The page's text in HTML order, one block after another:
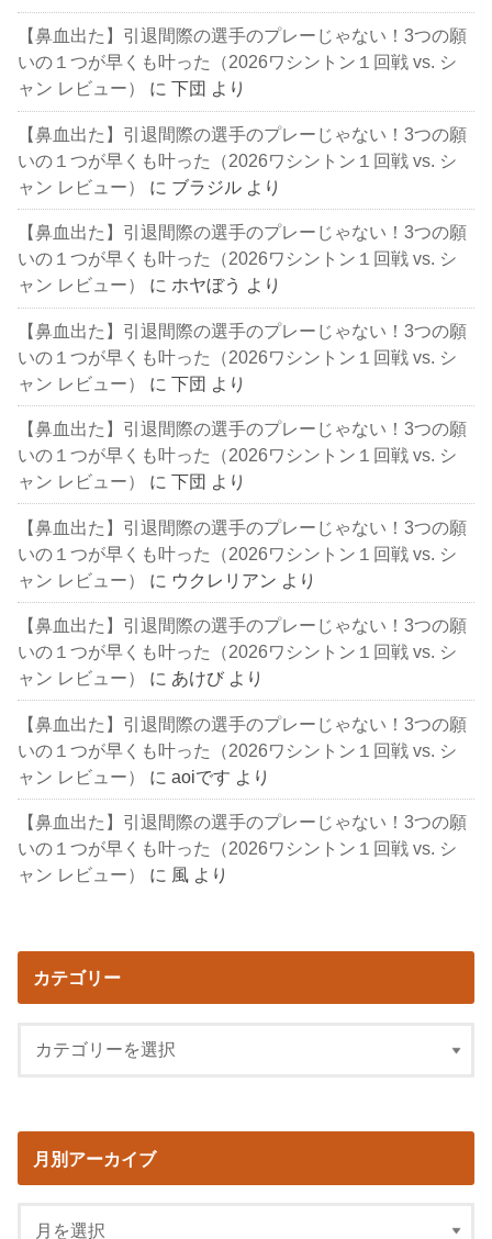
【鼻血出た】引退間際の選手のプレーじゃない！3つの願
いの１つが早くも叶った（2026ワシントン１回戦 vs. シ
ャン レビュー）
に下団 より
【鼻血出た】引退間際の選手のプレーじゃない！3つの願
いの１つが早くも叶った（2026ワシントン１回戦 vs. シ
ャン レビュー）
に ブラジル より
【鼻血出た】引退間際の選手のプレーじゃない！3つの願
いの１つが早くも叶った（2026ワシントン１回戦 vs. シ
ャン レビュー）
に ホヤぼう より
【鼻血出た】引退間際の選手のプレーじゃない！3つの願
いの１つが早くも叶った（2026ワシントン１回戦 vs. シ
ャン レビュー）
に下団 より
【鼻血出た】引退間際の選手のプレーじゃない！3つの願
いの１つが早くも叶った（2026ワシントン１回戦 vs. シ
ャン レビュー）
に下団 より
【鼻血出た】引退間際の選手のプレーじゃない！3つの願
いの１つが早くも叶った（2026ワシントン１回戦 vs. シ
ャン レビュー）
に ウクレリアン より
【鼻血出た】引退間際の選手のプレーじゃない！3つの願
いの１つが早くも叶った（2026ワシントン１回戦 vs. シ
ャン レビュー）
に あけび より
【鼻血出た】引退間際の選手のプレーじゃない！3つの願
いの１つが早くも叶った（2026ワシントン１回戦 vs. シ
ャン レビュー）
にaoiです より
【鼻血出た】引退間際の選手のプレーじゃない！3つの願
いの１つが早くも叶った（2026ワシントン１回戦 vs. シ
ャン レビュー）
に 風 より
カテゴリー
月別アーカイブ